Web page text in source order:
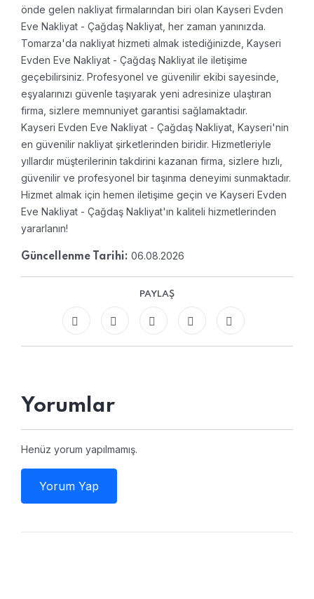
önde gelen nakliyat firmalarından biri olan Kayseri Evden
Eve Nakliyat - Çağdaş Nakliyat, her zaman yanınızda.
Tomarza'da nakliyat hizmeti almak istediğinizde, Kayseri
Evden Eve Nakliyat - Çağdaş Nakliyat ile iletişime
geçebilirsiniz. Profesyonel ve güvenilir ekibi sayesinde,
eşyalarınızı güvenle taşıyarak yeni adresinize ulaştıran
firma, sizlere memnuniyet garantisi sağlamaktadır.
Kayseri Evden Eve Nakliyat - Çağdaş Nakliyat, Kayseri'nin
en güvenilir nakliyat şirketlerinden biridir. Hizmetleriyle
yıllardır müşterilerinin takdirini kazanan firma, sizlere hızlı,
güvenilir ve profesyonel bir taşınma deneyimi sunmaktadır.
Hizmet almak için hemen iletişime geçin ve Kayseri Evden
Eve Nakliyat - Çağdaş Nakliyat'ın kaliteli hizmetlerinden
yararlanın!
Güncellenme Tarihi: 06.08.2026
PAYLAŞ
Yorumlar
Henüz yorum yapılmamış.
Yorum Yap